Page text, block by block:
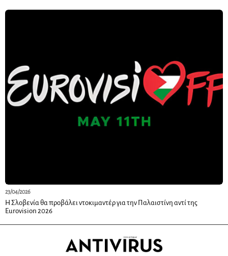
23/04/2026
Η Σλοβενία θα προβάλει ντοκιμαντέρ για την Παλαιστίνη αντί της
Eurovision 2026